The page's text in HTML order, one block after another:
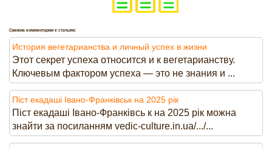
Свежие комментарии к статьям:
История вегетарианства и личный успех в жизни
Этот секрет успеха относится и к вегетарианству.
Ключевым фактором успеха — это не знания и ...
Піст екадаші Івано-Франківськ на 2025 рік
Піст екадаші Івано-Франківсь к на 2025 рік можна
знайти за посиланням vedic-culture.in.ua/.../...